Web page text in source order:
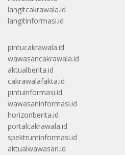
langitcakrawala.id
langitinformasi.id
pintucakrawala.id
wawasancakrawala.id
aktualberita.id
cakrawalafakta.id
pintuinformasi.id
wawasaninformasi.id
horizonberita.id
portalcakrawala.id
spektruminformasi.id
aktualwawasan.id